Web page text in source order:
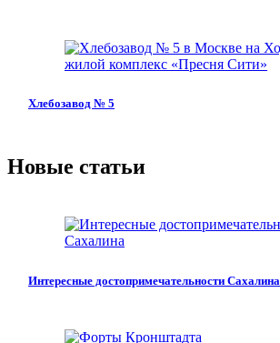
Хлебозавод № 5
Новые статьи
Интересные достопримечательности Сахалина